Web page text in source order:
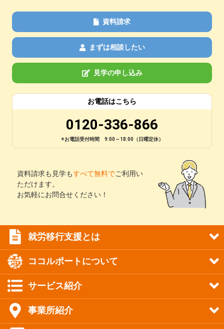
資料請求
まずは相談したい
見学の申し込み
お電話はこちら
0120-336-866
※お電話受付時間 9:00～18:00（日曜定休）
資料請求も見学もすべて無料でご利用い
ただけます。
お気軽にお問合せください！
就労移行支援とは
ココルポートについて
サービス紹介
事業所紹介